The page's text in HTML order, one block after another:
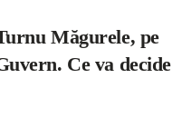
Măgurele, pe
Ce va decide